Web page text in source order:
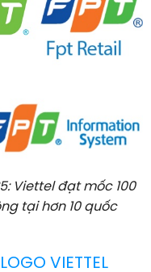
Viettel đạt mốc 100
tại hơn 10 quốc
VIETTEL